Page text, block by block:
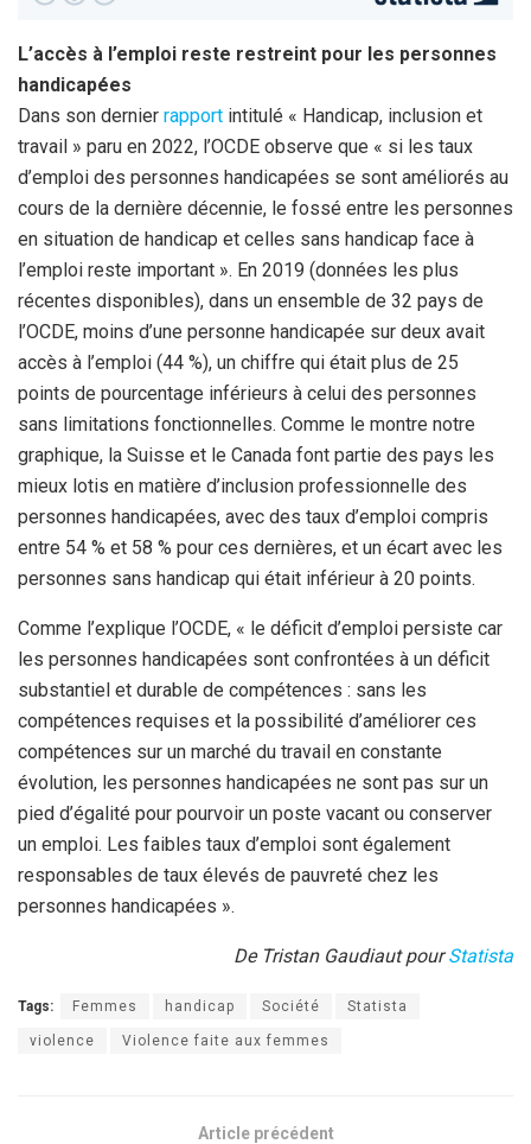
L’accès à l’emploi reste restreint pour les personnes
handicapées
Dans son dernier rapport intitulé « Handicap, inclusion et
travail » paru en 2022, l’OCDE observe que « si les taux
d’emploi des personnes handicapées se sont améliorés au
cours de la dernière décennie, le fossé entre les personnes
en situation de handicap et celles sans handicap face à
l’emploi reste important ». En 2019 (données les plus
récentes disponibles), dans un ensemble de 32 pays de
l’OCDE, moins d’une personne handicapée sur deux avait
accès à l’emploi (44 %), un chiffre qui était plus de 25
points de pourcentage inférieurs à celui des personnes
sans limitations fonctionnelles. Comme le montre notre
graphique, la Suisse et le Canada font partie des pays les
mieux lotis en matière d’inclusion professionnelle des
personnes handicapées, avec des taux d’emploi compris
entre 54 % et 58 % pour ces dernières, et un écart avec les
personnes sans handicap qui était inférieur à 20 points.
Comme l’explique l’OCDE, « le déficit d’emploi persiste car
les personnes handicapées sont confrontées à un déficit
substantiel et durable de compétences : sans les
compétences requises et la possibilité d’améliorer ces
compétences sur un marché du travail en constante
évolution, les personnes handicapées ne sont pas sur un
pied d’égalité pour pourvoir un poste vacant ou conserver
un emploi. Les faibles taux d’emploi sont également
responsables de taux élevés de pauvreté chez les
personnes handicapées ».
De Tristan Gaudiaut pourStatista
Tags: Femmes handicap Société Statista
violence Violence faite aux femmes
Article précédent